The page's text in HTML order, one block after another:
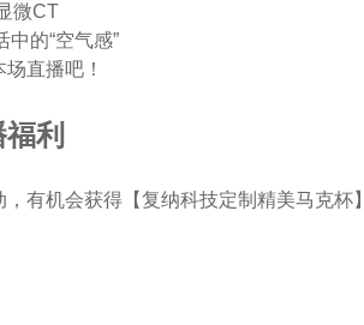
微CT
中的“空气感”
直播吧！
利
有机会获得【复纳科技定制精美马克杯】